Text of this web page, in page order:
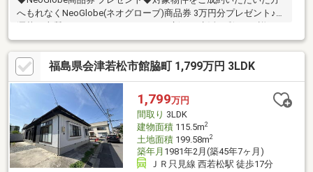
へもれなくNeoGlobe(ネオグローブ)商品券 3万円分プレゼント♪お
洒落で上質なファッションアイテムで新しい生活に彩りを♪詳細は
スタッフまでお問い合わせください♪◆◇ おススメPoint！
◇◆・積水ハウス施工の築浅物件！カーポート付♪・太陽光発電
システム搭載！自動車用充電設備有、環境に優しいエコライフ♪・
燃料電池給湯器（エネファーム）・熱交換型２４時間換気システ
ム・ガス衣類乾燥機・エアコン３台・温水床暖房（ＬＤＫ)・ビル
トイン空気清浄機◆周辺環境◆・城西小学校 徒歩約13分・第四
中学校 徒歩約9分
福島県会津若松市館脇町 1,799万円 3LDK
1,799万円
間取り 3LDK
建物面積115.5m2
土地面積199.58m2
築年月 1981年2月(築45年7ヶ月)
ＪＲ只見線 西若松駅 徒歩17分